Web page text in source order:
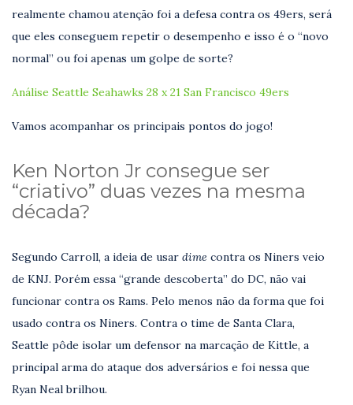
realmente chamou atenção foi a defesa contra os 49ers, será
que eles conseguem repetir o desempenho e isso é o “novo
normal” ou foi apenas um golpe de sorte?
Análise Seattle Seahawks 28 x 21 San Francisco 49ers
Vamos acompanhar os principais pontos do jogo!
Ken Norton Jr consegue ser
“criativo” duas vezes na mesma
década?
Segundo Carroll, a ideia de usar dime contra os Niners veio
de KNJ. Porém essa “grande descoberta” do DC, não vai
funcionar contra os Rams. Pelo menos não da forma que foi
usado contra os Niners. Contra o time de Santa Clara,
Seattle pôde isolar um defensor na marcação de Kittle, a
principal arma do ataque dos adversários e foi nessa que
Ryan Neal brilhou.